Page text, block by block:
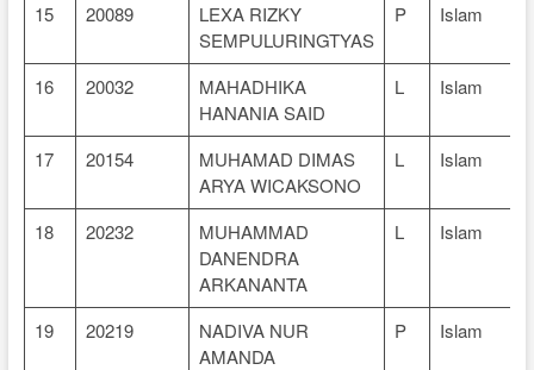
15 20089
LEXA RIZKY
SEMPULURINGTYAS
P Islam
16 20032
MAHADHIKA
HANANIA SAID
L Islam
17 20154
MUHAMAD DIMAS
ARYA WICAKSONO
L Islam
18 20232
MUHAMMAD
DANENDRA
ARKANANTA
L Islam
19 20219
NADIVA NUR
AMANDA
P Islam